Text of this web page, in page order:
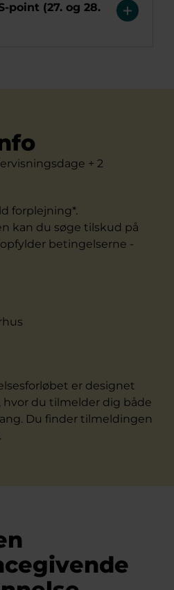
point (27. og 28.
+ 2
forplejning*.
kan du søge tilskud på
betingelserne -
er designet
hvor du tilmelder dig både
Du finder tilmeldingen